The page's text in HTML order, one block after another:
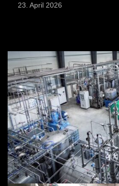
23. April 2026